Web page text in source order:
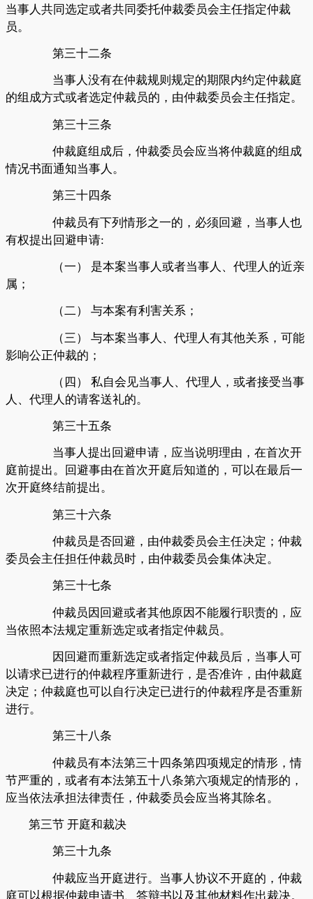
当事人共同选定或者共同委托仲裁委员会主任指定仲裁
员。
第三十二条
当事人没有在仲裁规则规定的期限内约定仲裁庭
的组成方式或者选定仲裁员的，由仲裁委员会主任指定。
第三十三条
仲裁庭组成后，仲裁委员会应当将仲裁庭的组成
情况书面通知当事人。
第三十四条
仲裁员有下列情形之一的，必须回避，当事人也
有权提出回避申请:
（一）
是本案当事人或者当事人、代理人的近亲
属；
（二） 与本案有利害关系；
（三）
与本案当事人、代理人有其他关系，可能
影响公正仲裁的；
（四）
私自会见当事人、代理人，或者接受当事
人、代理人的请客送礼的。
第三十五条
当事人提出回避申请，应当说明理由，在首次开
庭前提出。回避事由在首次开庭后知道的，可以在最后一
次开庭终结前提出。
第三十六条
仲裁员是否回避，由仲裁委员会主任决定；仲裁
委员会主任担任仲裁员时，由仲裁委员会集体决定。
第三十七条
仲裁员因回避或者其他原因不能履行职责的，应
当依照本法规定重新选定或者指定仲裁员。
因回避而重新选定或者指定仲裁员后，当事人可
以请求已进行的仲裁程序重新进行，是否准许，由仲裁庭
决定；仲裁庭也可以自行决定已进行的仲裁程序是否重新
进行。
第三十八条
仲裁员有本法第三十四条第四项规定的情形，情
节严重的，或者有本法第五十八条第六项规定的情形的，
应当依法承担法律责任，仲裁委员会应当将其除名。
第三节 开庭和裁决
第三十九条
仲裁应当开庭进行。当事人协议不开庭的，仲裁
庭可以根据仲裁申请书、答辩书以及其他材料作出裁决。